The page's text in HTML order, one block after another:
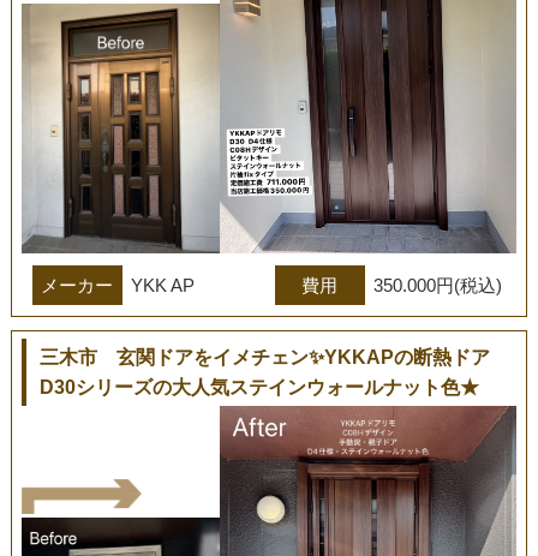
メーカー YKK AP 費用 350.000円(税込)
三木市 玄関ドアをイメチェン✨YKKAPの断熱ドア
D30シリーズの大人気ステインウォールナット色★